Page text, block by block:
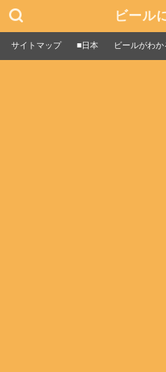
ビール
サイトマップ ■日本 ビールがわか